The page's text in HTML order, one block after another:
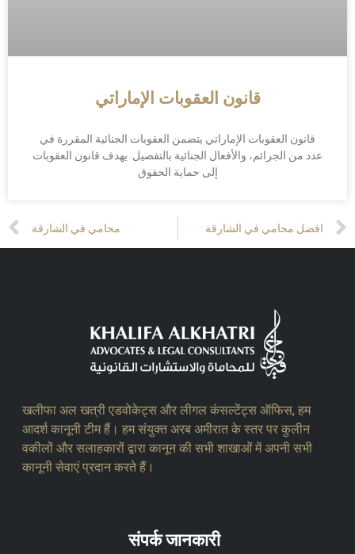
قانون العقوبات الإماراتي
قانون العقوبات الإماراتي يتضمن العقوبات الجنائية المقررة في
عدد من الجرائم، والأفعال الجنائية بالتفصيل. يهدف قانون العقوبات
إلى حماية الحقوق
Prev
محامي في الشارقة افضل محامي في الشارقة
खलीफा अल खत्री एडवोकेट्स और लीगल कंसल्टेंट्स ऑफिस, हम
आदर्श कानूनी टीम हैं। हम संयुक्त अरब अमीरात के स्तर पर कुलीन
वकीलों और सलाहकारों द्वारा कानून की सभी शाखाओं में अपनी सभी
कानूनी सेवाएं प्रदान करते हैं।
संपर्क जानकारी